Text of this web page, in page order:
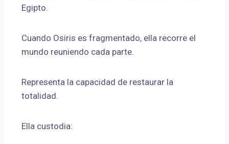
Egipto.
Cuando Osiris es fragmentado, ella recorre el
mundo reuniendo cada parte.
Representa la capacidad de restaurar la
totalidad.
Ella custodia: